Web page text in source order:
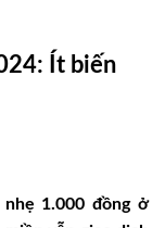
Ít biến
1.000 đồng ở